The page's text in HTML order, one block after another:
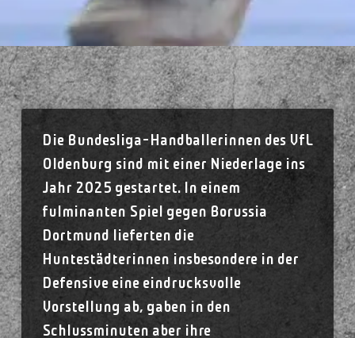
Die Bundesliga-Handballerinnen des VfL
Oldenburg sind mit einer Niederlage ins
Jahr 2025 gestartet. In einem
fulminanten Spiel gegen Borussia
Dortmund lieferten die
Huntestädterinnen insbesondere in der
Defensive eine eindrucksvolle
Vorstellung ab, gaben in den
Schlussminuten aber ihre